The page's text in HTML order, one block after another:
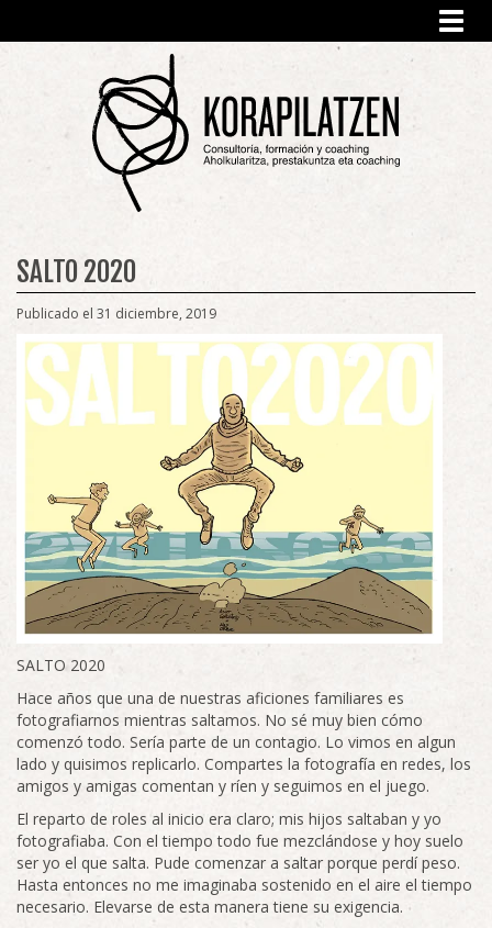
SALTO 2020
Publicado el 31 diciembre, 2019
SALTO 2020
Hace años que una de nuestras aficiones familiares es
fotografiarnos mientras saltamos. No sé muy bien cómo
comenzó todo. Sería parte de un contagio. Lo vimos en algun
lado y quisimos replicarlo. Compartes la fotografía en redes, los
amigos y amigas comentan y ríen y seguimos en el juego.
El reparto de roles al inicio era claro; mis hijos saltaban y yo
fotografiaba. Con el tiempo todo fue mezclándose y hoy suelo
ser yo el que salta. Pude comenzar a saltar porque perdí peso.
Hasta entonces no me imaginaba sostenido en el aire el tiempo
necesario. Elevarse de esta manera tiene su exigencia.